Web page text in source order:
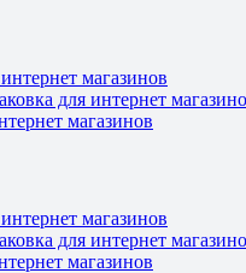
магазинов
для интернет
магазинов
магазинов
для интернет
магазинов